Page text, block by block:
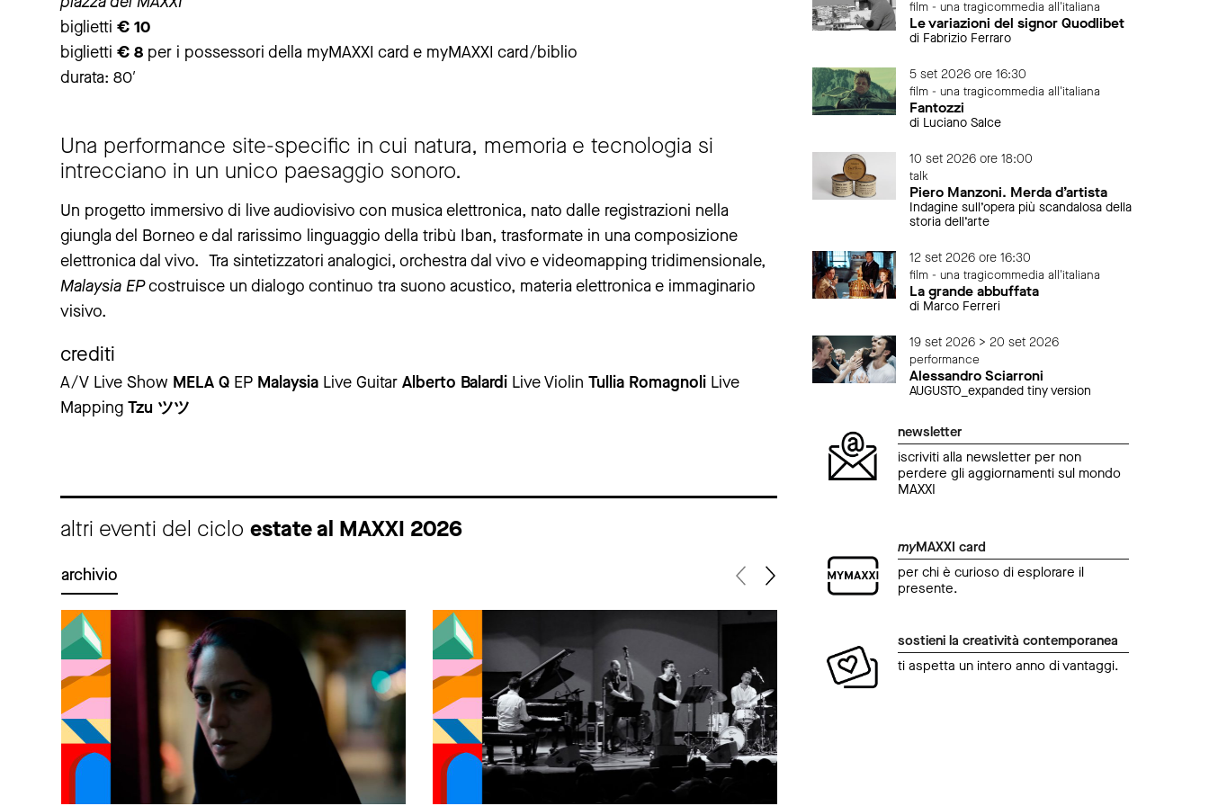
biglietti € 10
biglietti € 8 per i possessori della myMAXXI card e myMAXXI card/biblio
durata: 80′
Una performance site-specific in cui natura, memoria e tecnologia si
intrecciano in un unico paesaggio sonoro.
Un progetto immersivo di live audiovisivo con musica elettronica, nato dalle registrazioni nella
giungla del Borneo e dal rarissimo linguaggio della tribù Iban, trasformate in una composizione
elettronica dal vivo. Tra sintetizzatori analogici, orchestra dal vivo e videomapping tridimensionale,
Malaysia EPcostruisce un dialogo continuo tra suono acustico, materia elettronica e immaginario
visivo.
crediti
A/V Live Show MELA Q EP Malaysia Live Guitar Alberto Balardi Live Violin Tullia Romagnoli Live
Mapping Tzu ツツ
altri eventi del ciclo estate al MAXXI 2026
archivio
film - una tragicommedia all'italiana
Le variazioni del signor Quodlibet
di Fabrizio Ferraro
5 set 2026 ore 16:30
film - una tragicommedia all'italiana
Fantozzi
di Luciano Salce
10 set 2026 ore 18:00
talk
Piero Manzoni. Merda d’artista
Indagine sull’opera più scandalosa della
storia dell’arte
12 set 2026 ore 16:30
film - una tragicommedia all'italiana
La grande abbuffata
di Marco Ferreri
19 set 2026 > 20 set 2026
performance
Alessandro Sciarroni
AUGUSTO_expanded tiny version
newsletter
iscriviti alla newsletter per non
perdere gli aggiornamenti sul mondo
MAXXI
myMAXXI card
per chi è curioso di esplorare il
presente.
sostieni la creatività contemporanea
ti aspetta un intero anno di vantaggi.